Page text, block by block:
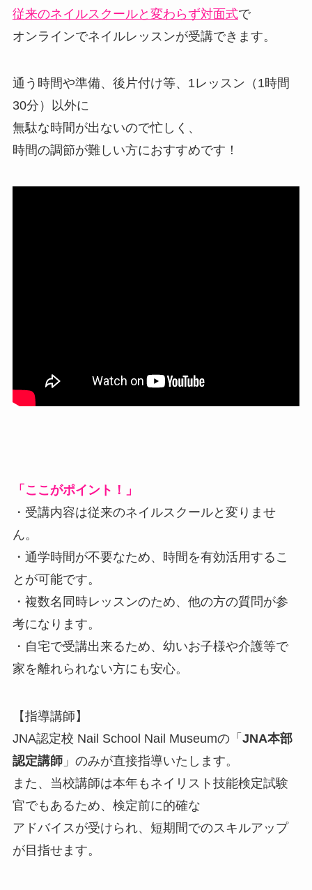
従来のネイルスクールと変わらず対面式で
オンラインでネイルレッスンが受講できます。
通う時間や準備、後片付け等、1レッスン（1時間
30分）以外に
無駄な時間が出ないので忙しく、
時間の調節が難しい方におすすめです！
「ここがポイント！」
・受講内容は従来のネイルスクールと変りませ
ん。
・通学時間が不要なため、時間を有効活用するこ
とが可能です。
・複数名同時レッスンのため、他の方の質問が参
考になります。
・自宅で受講出来るため、幼いお子様や介護等で
家を離れられない方にも安心。
【指導講師】
JNA認定校 Nail School Nail Museumの「 JNA本部
認定講師」のみが直接指導いたします。
また、当校講師は本年もネイリスト技能検定試験
官でもあるため、検定前に的確な
アドバイスが受けられ、短期間でのスキルアップ
が目指せます。